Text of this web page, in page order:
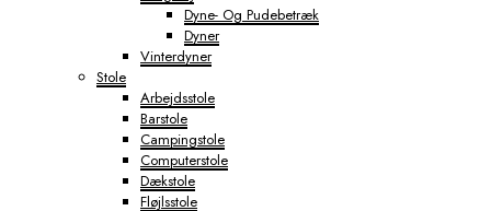
Dyne- Og Pudebetræk
Dyner
Vinterdyner
Stole
Arbejdsstole
Barstole
Campingstole
Computerstole
Dækstole
Fløjlsstole